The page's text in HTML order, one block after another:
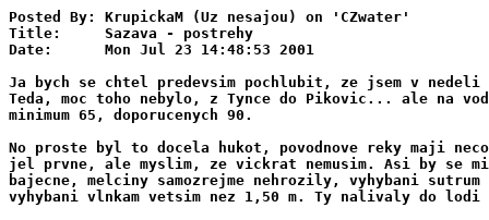
Posted By: KrupickaM (Uz nesajou) on 'CZwater'
Title:     Sazava - postrehy
Date:      Mon Jul 23 14:48:53 2001
Ja bych se chtel predevsim pochlubit, ze jsem v
Teda, moc toho nebylo, z Tynce do Pikovic... ale na
minimum 65, doporucenych 90.
No proste byl to docela hukot, povodnove reky maji
jel prvne, ale myslim, ze vickrat nemusim. Asi by se
bajecne, melciny samozrejme nehrozily, vyhybani
vyhybani vlnkam vetsim nez 1,50 m. Ty nalivaly do lodi